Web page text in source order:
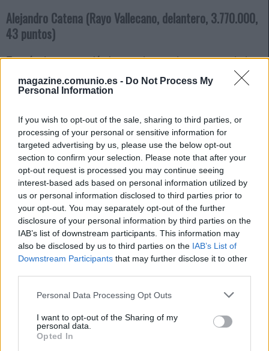
magazine.comunio.es - Do Not Process My
Personal Information
If you wish to opt-out of the sale, sharing to third parties, or
processing of your personal or sensitive information for
targeted advertising by us, please use the below opt-out
section to confirm your selection. Please note that after your
opt-out request is processed you may continue seeing
interest-based ads based on personal information utilized by
us or personal information disclosed to third parties prior to
your opt-out. You may separately opt-out of the further
disclosure of your personal information by third parties on the
IAB’s list of downstream participants. This information may
also be disclosed by us to third parties on the IAB’s List of
Downstream Participants that may further disclose it to other
Please note that this website/app uses one or more Google
not limited to your visit or usage behaviour. You may click to
grant or deny consent to Google and its third-party tags to
use your data for below specified purposes in below Google
Personal Data Processing Opt Outs
I want to opt-out of the Sharing of my
personal data.
Opted In
Alejandro Catena (Rayo Vallecano, delantero, 3.770.000,
43 puntos)
En más de una ocasión hemos destacado yrecomendado
al jugador del Rayo Vallecano
en este inicio de temporada
debido a su gran rendimiento. Titular indiscutible para
partidos que ha jugado el Rayo y sumado 43 puntos en
ellos. No ha anotado ningún gol, pero sí ha repartido una
asistencia.
Los números defensivos del central rayista son notables
para un debutante en la categoría: 4,5 despejes (5º en
LaLiga), 2,0 entradas, 1,6 interceptaciones y 6,6 duelos
ganados por partido con un 83% de acierto, uno de los más
altos del campeonato. Por estas estadísticas es un filón de
puntos en Comunio y no es excesivamente caro (3,7
millones).
lesionados que podrán volver a